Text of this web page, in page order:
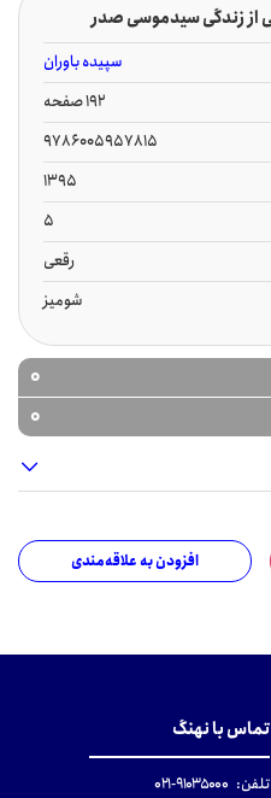
سپیده باوران
192 صفحه
9786005957815
1395
5
رقعی
شومیز
0
0
افزودن به علاقه‌مندی
تماس با نهنگ
تلفن: ۹۱۰۳۵۰۰۰-۰۲۱